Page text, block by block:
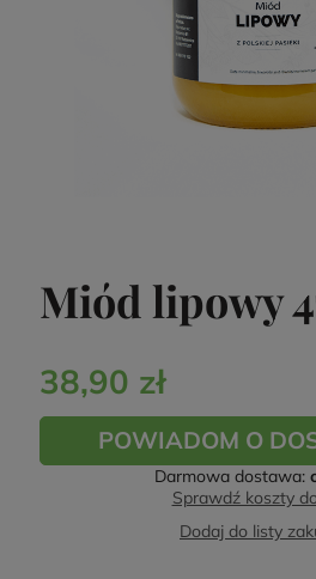
Miód lipowy
38,90 zł
POWIADOM O
Darmowa dostawa:
Sprawdź koszty
Dodaj do listy